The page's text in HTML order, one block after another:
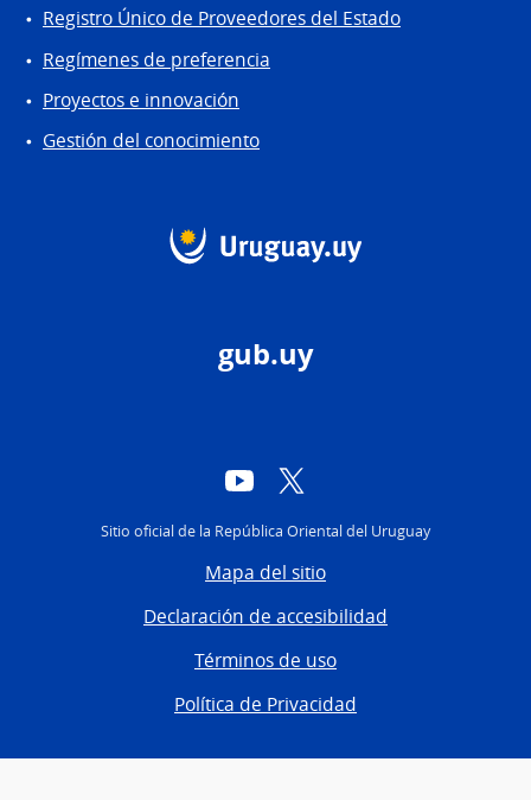
Registro Único de Proveedores del Estado
Regímenes de preferencia
Proyectos e innovación
Gestión del conocimiento
gub.uy
YouTube
Sitio oficial de la República Oriental del Uruguay
Mapa del sitio
Declaración de accesibilidad
Términos de uso
Política de Privacidad